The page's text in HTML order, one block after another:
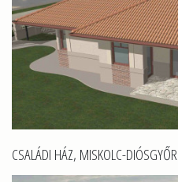
CSALÁDI HÁZ, MISKOLC-DIÓSGYŐR